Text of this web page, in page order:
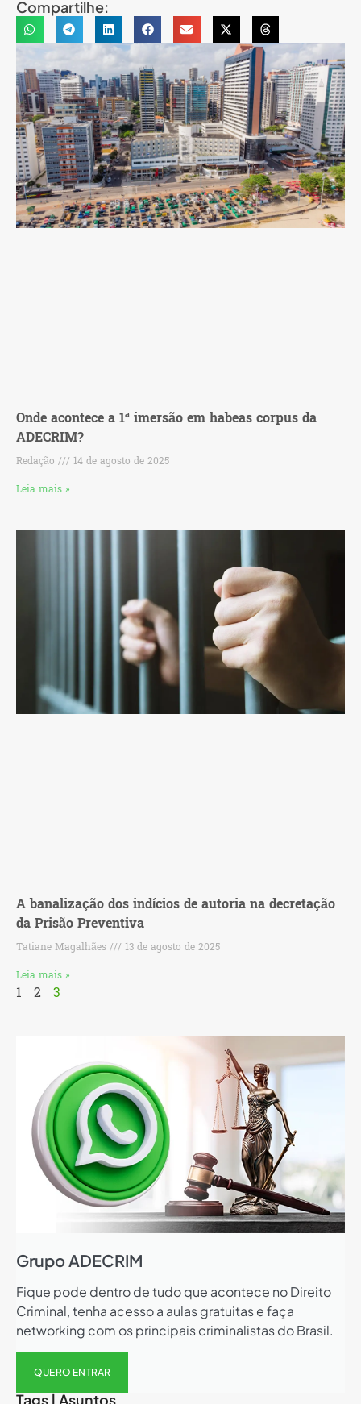
Compartilhe:
Onde acontece a 1ª imersão em habeas corpus da
ADECRIM?
Redação
14 de agosto de 2025
Leia mais »
A banalização dos indícios de autoria na decretação
da Prisão Preventiva
Tatiane Magalhães
13 de agosto de 2025
Leia mais »
1 2 3
Grupo ADECRIM
Fique pode dentro de tudo que acontece no Direito
Criminal, tenha acesso a aulas gratuitas e faça
networking com os principais criminalistas do Brasil.
QUERO ENTRAR
Tags | Asuntos